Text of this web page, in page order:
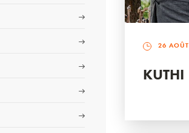
26 AOÛT
KUTHI